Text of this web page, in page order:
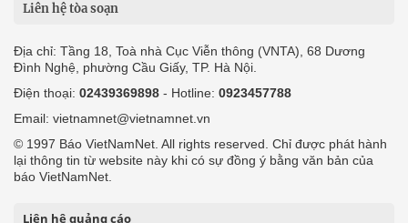
Liên hệ tòa soạn
Địa chỉ: Tầng 18, Toà nhà Cục Viễn thông (VNTA), 68 Dương
Đình Nghệ, phường Cầu Giấy, TP. Hà Nội.
Điện thoại: 02439369898 - Hotline: 0923457788
Email: vietnamnet@vietnamnet.vn
© 1997 Báo VietNamNet. All rights reserved. Chỉ được phát hành
lại thông tin từ website này khi có sự đồng ý bằng văn bản của
báo VietNamNet.
Liên hệ quảng cáo